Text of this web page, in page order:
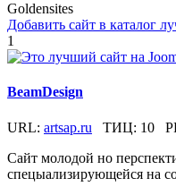
Goldensites
Добавить сайт в каталог
1
BeamDesign
URL: artsap.ru ТИЦ: 10
Сайт молодой но
спецыализирующейся на